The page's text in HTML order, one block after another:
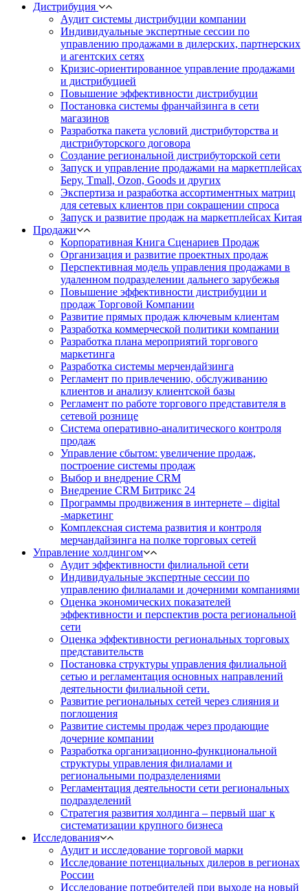
Дистрибуция
Аудит системы дистрибуции компании
Индивидуальные экспертные сессии по
управлению продажами в дилерских, партнерских
и агентских сетях
Кризис-ориентированное управление продажами
и дистрибуцией
Повышение эффективности дистрибуции
Постановка системы франчайзинга в сети
магазинов
Разработка пакета условий дистрибуторства и
дистрибуторского договора
Создание региональной дистрибуторской сети
Запуск и управление продажами на маркетплейсах
Беру, Tmall, Ozon, Goods и других
Экспертиза и разработка ассортиментных матриц
для сетевых клиентов при сокращении спроса
Запуск и развитие продаж на маркетплейсах Китая
Продажи
Корпоративная Книга Сценариев Продаж
Организация и развитие проектных продаж
Перспективная модель управления продажами в
удаленном подразделении дальнего зарубежья
Повышение эффективности дистрибуции и
продаж Торговой Компании
Развитие прямых продаж ключевым клиентам
Разработка коммерческой политики компании
Разработка плана мероприятий торгового
маркетинга
Разработка системы мерчендайзинга
Регламент по привлечению, обслуживанию
клиентов и анализу клиентской базы
Регламент по работе торгового представителя в
сетевой рознице
Система оперативно-аналитического контроля
продаж
Управление сбытом: увеличение продаж,
построение системы продаж
Выбор и внедрение CRM
Внедрение CRM Битрикс 24
Программы продвижения в интернете – digital
-маркетинг
Комплексная система развития и контроля
мерчандайзинга на полке торговых сетей
Управление холдингом
Аудит эффективности филиальной сети
Индивидуальные экспертные сессии по
управлению филиалами и дочерними компаниями
Оценка экономических показателей
эффективности и перспектив роста региональной
сети
Оценка эффективности региональных торговых
представительств
Постановка структуры управления филиальной
сетью и регламентация основных направлений
деятельности филиальной сети.
Развитие региональных сетей через слияния и
поглощения
Развитие системы продаж через продающие
дочерние компании
Разработка организационно-функциональной
структуры управления филиалами и
региональными подразделениями
Регламентация деятельности сети региональных
подразделений
Стратегия развития холдинга – первый шаг к
систематизации крупного бизнеса
Исследования
Аудит и исследование торговой марки
Исследование потенциальных дилеров в регионах
России
Исследование потребителей при выходе на новый